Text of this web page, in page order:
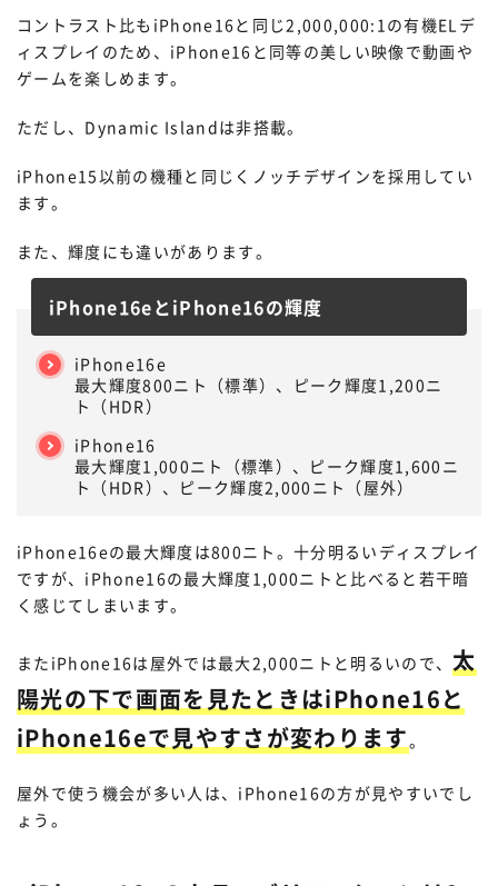
コントラスト比もiPhone16と同じ2,000,000:1の有機ELデ
ィスプレイのため、iPhone16と同等の美しい映像で動画や
ゲームを楽しめます。
ただし、Dynamic Islandは非搭載。
iPhone15以前の機種と同じくノッチデザインを採用してい
ます。
また、輝度にも違いがあります。
iPhone16eとiPhone16の輝度
iPhone16e
最大輝度800ニト（標準）、ピーク輝度1,200ニ
ト（HDR）
iPhone16
最大輝度1,000ニト（標準）、ピーク輝度1,600ニ
ト（HDR）、ピーク輝度2,000ニト（屋外）
iPhone16eの最大輝度は800ニト。十分明るいディスプレイ
ですが、iPhone16の最大輝度1,000ニトと比べると若干暗
く感じてしまいます。
またiPhone16は屋外では最大2,000ニトと明るいので、 太
陽光の下で画面を見たときはiPhone16と
iPhone16eで見やすさが変わります。
屋外で使う機会が多い人は、iPhone16の方が見やすいでし
ょう。